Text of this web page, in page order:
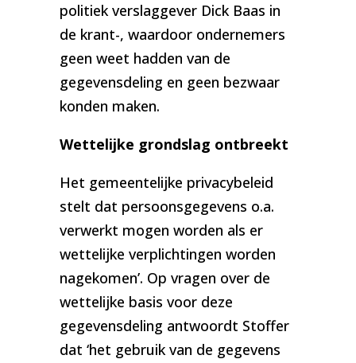
politiek verslaggever Dick Baas in
de krant-, waardoor ondernemers
geen weet hadden van de
gegevensdeling en geen bezwaar
konden maken.
Wettelijke grondslag ontbreekt
Het gemeentelijke privacybeleid
stelt dat persoonsgegevens o.a.
verwerkt mogen worden als er
wettelijke verplichtingen worden
nagekomen’. Op vragen over de
wettelijke basis voor deze
gegevensdeling antwoordt Stoffer
dat ‘het gebruik van de gegevens